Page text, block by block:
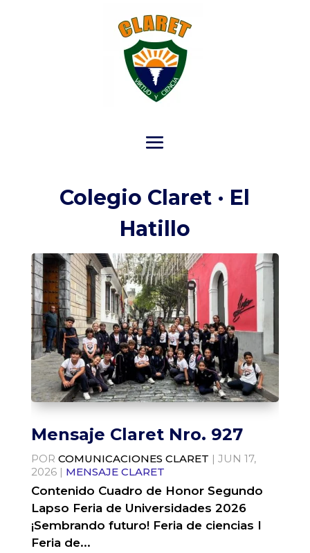
Colegio Claret · El
Hatillo
Mensaje Claret Nro. 927
POR COMUNICACIONES CLARET | JUN 17,
2026| MENSAJE CLARET
Contenido Cuadro de Honor Segundo
Lapso Feria de Universidades 2026
¡Sembrando futuro! Feria de ciencias I
Feria de...